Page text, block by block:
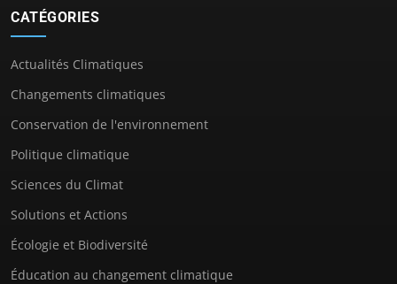
CATÉGORIES
Actualités Climatiques
Changements climatiques
Conservation de l'environnement
Politique climatique
Sciences du Climat
Solutions et Actions
Écologie et Biodiversité
Éducation au changement climatique